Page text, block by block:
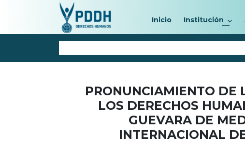
Inicio Institución
PRONUNCIAMIENTO DE
LOS DERECHOS
GUEVARA DE
INTERNACIONAL